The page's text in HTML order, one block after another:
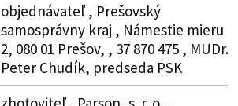
objednávateľ , Prešovský
samosprávny kraj , Námestie mieru
2, 080 01 Prešov, , 37 870 475 , MUDr.
Peter Chudík, predseda PSK